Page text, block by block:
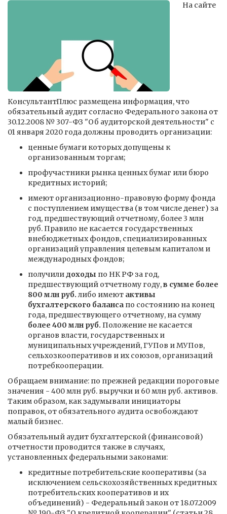
На сайте
КонсультантПлюс размещена информация, что
обязательный аудит согласно Федерального закона от
30.12.2008 № 307-ФЗ "Об аудиторской деятельности" с
01 января 2020 года должны проводить организации:
ценные бумаги которых допущены к
организованным торгам;
профучастники рынка ценных бумаг или бюро
кредитных историй;
имеют организационно-правовую форму фонда
с поступлением имущества (в том числе денег) за
год, предшествующий отчетному, более 3 млн
руб. Правило не касается государственных
внебюджетных фондов, специализированных
организаций управления целевым капиталом и
международных фондов;
получилидоходы по НК РФ за год,
предшествующий отчетному году,в сумме более
800 млн руб.либо имеют активы
бухгалтерского баланса по состоянию на конец
года, предшествующего отчетному, на сумму
более 400 млн руб. Положение не касается
органов власти, государственных и
муниципальных учреждений, ГУПов и МУПов,
сельхозкооперативов и их союзов, организаций
потребкооперации.
Обращаем внимание: по прежней редакции пороговые
значения - 400 млн руб. выручки и 60 млн руб. активов.
Таким образом, как задумывали инициаторы
поправок, от обязательного аудита освобождают
малый бизнес.
Обязательный аудит бухгалтерской (финансовой)
отчетности проводится также в случаях,
установленных федеральными законами:
кредитные потребительские кооперативы (за
исключением сельскохозяйственных кредитных
потребительских кооперативов и их
объединений) - Федеральный закон от 18.07.2009